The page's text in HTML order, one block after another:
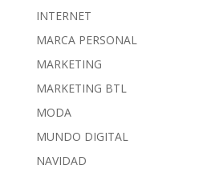
INTERNET
MARCA PERSONAL
MARKETING
MARKETING BTL
MODA
MUNDO DIGITAL
NAVIDAD